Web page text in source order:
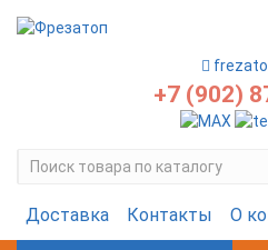
Доставка Контакты О